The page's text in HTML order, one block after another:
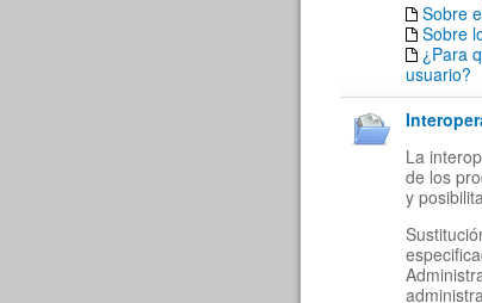
Sobre
Sobre
¿Para
usuario?
La
de los
y